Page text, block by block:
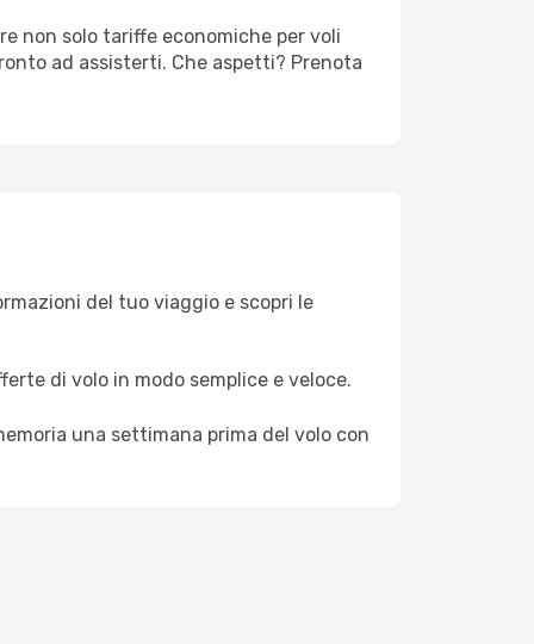
non solo tariffe economiche per voli
ad assisterti. Che aspetti? Prenota
del tuo viaggio e scopri le
di volo in modo semplice e veloce.
una settimana prima del volo con